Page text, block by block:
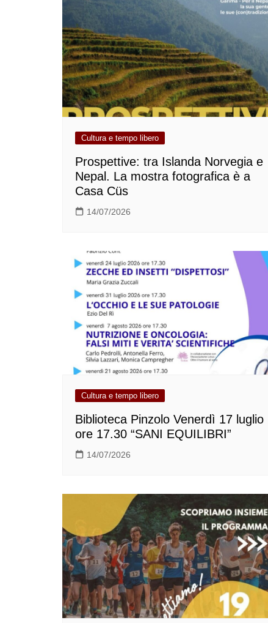
Cultura e tempo libero
Prospettive: tra Islanda Norvegia e
Nepal. La mostra fotografica è a
Casa Cüs
14/07/2026
Cultura e tempo libero
Biblioteca Pinzolo Venerdì 17 luglio
ore 17.30 “SANI EQUILIBRI”
14/07/2026